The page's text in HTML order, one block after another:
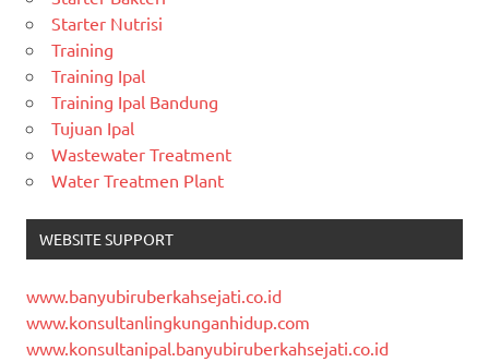
Starter Nutrisi
Training
Training Ipal
Training Ipal Bandung
Tujuan Ipal
Wastewater Treatment
Water Treatmen Plant
WEBSITE SUPPORT
www.banyubiruberkahsejati.co.id
www.konsultanlingkunganhidup.com
www.konsultanipal.banyubiruberkahsejati.co.id